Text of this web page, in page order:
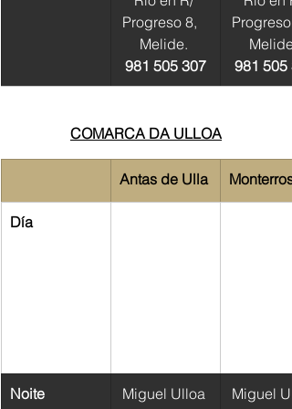
Progreso 8,
Melide.
981 505 307
Melide.
981 505
COMARCA DA ULLOA
Antas de Ulla Monterroso
Día
​Noite
Miguel Ulloa
Miguel